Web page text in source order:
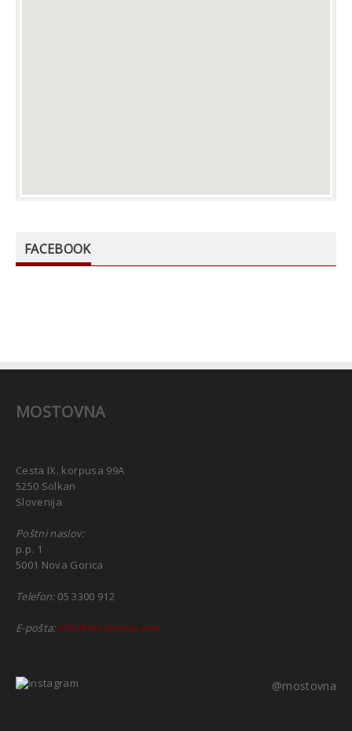
FACEBOOK
MOSTOVNA
Cesta IX. korpusa 99A
5250 Solkan
Slovenija
Poštni naslov:
p.p. 1
5001 Nova Gorica
Telefon:05 3300 912
E-pošta: info@mostovna.com
@mostovna